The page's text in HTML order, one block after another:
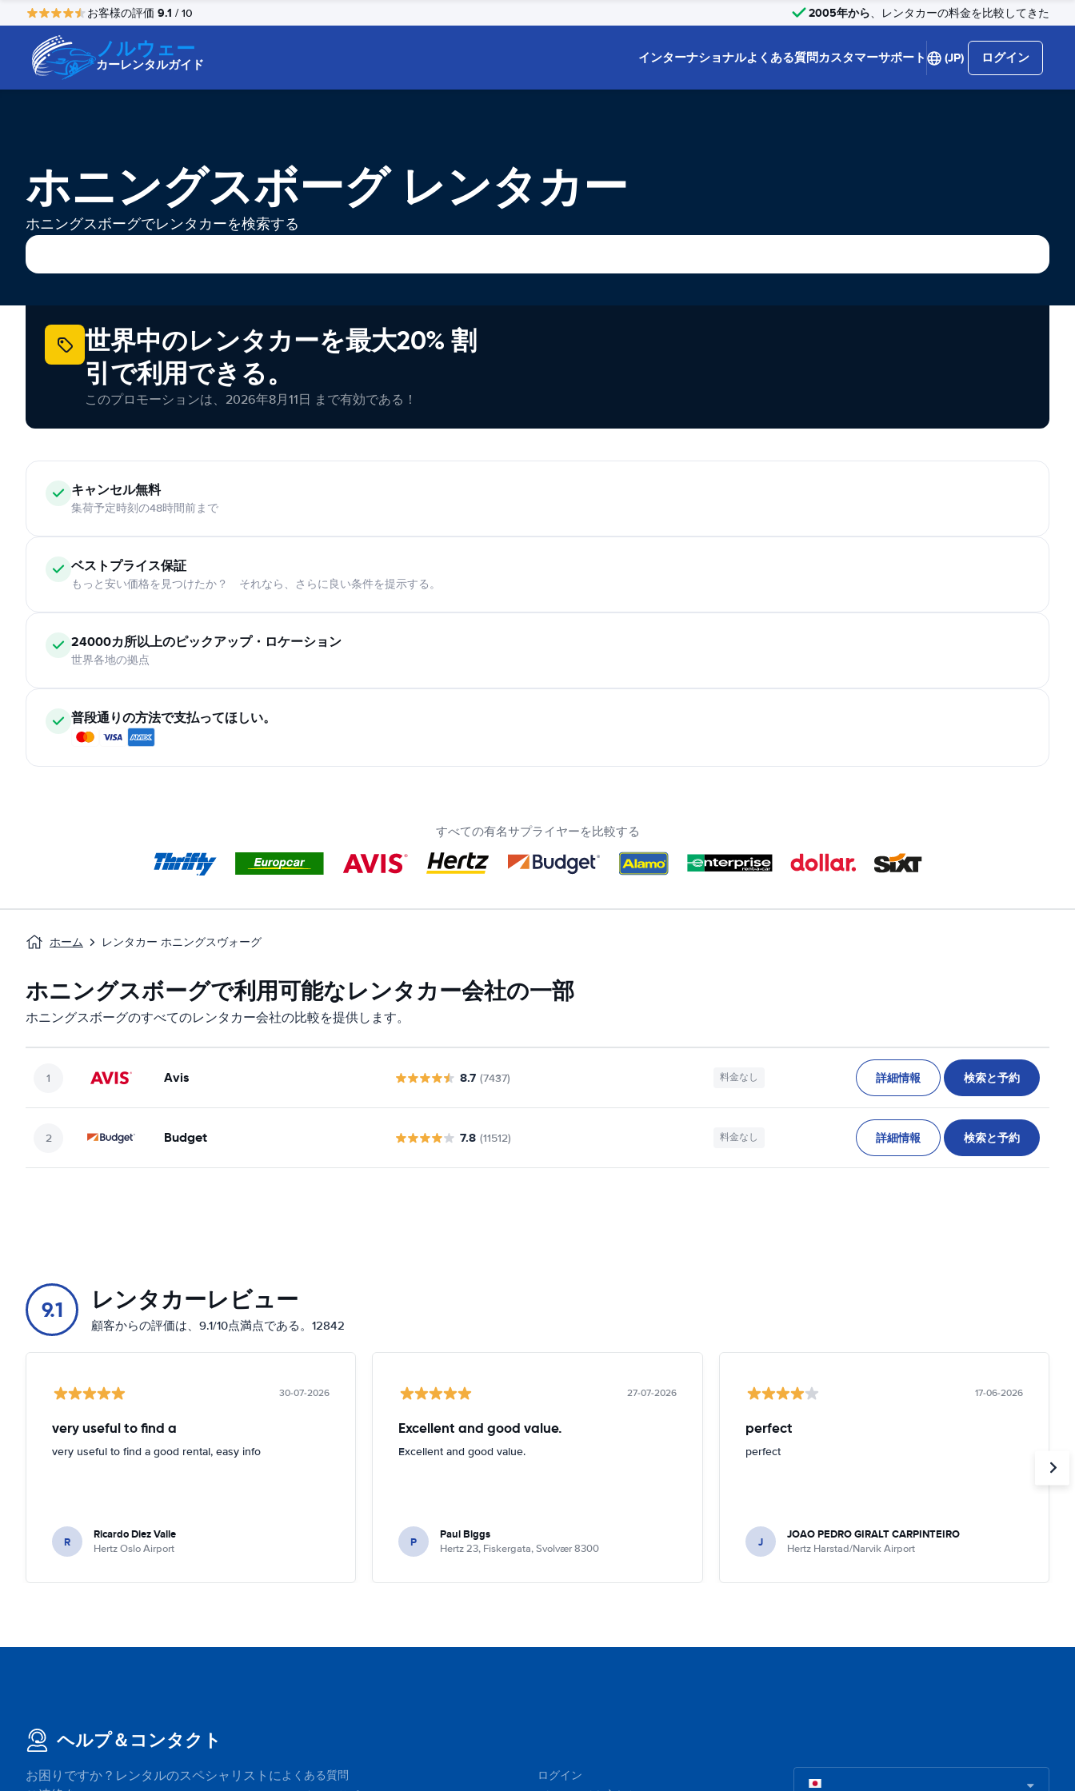
お客様の評価 9.1 / 10 2005年から、レンタカーの料金を比較してきた
ノルウェー
カーレンタルガイド インターナショナルよくある質問カスタマーサポート (JP) ログイン
ホニングスボーグ レンタカー
ホニングスボーグでレンタカーを検索する
世界中のレンタカーを最大20% 割
引で利用できる。
このプロモーションは、2026年8月11日 まで有効である！
キャンセル無料
集荷予定時刻の48時間前まで
ベストプライス保証
もっと安い価格を見つけたか？ それなら、さらに良い条件を提示する。
24000カ所以上のピックアップ・ロケーション
世界各地の拠点
普段通りの方法で支払ってほしい。
すべての有名サプライヤーを比較する
ホーム レンタカー ホニングスヴォーグ
ホニングスボーグで利用可能なレンタカー会社の一部
ホニングスボーグのすべてのレンタカー会社の比較を提供します。
Avis 8.7 (7437) 料金なし 詳細情報 検索と予約
Budget 7.8 (11512) 料金なし 詳細情報 検索と予約
9.1 レンタカーレビュー
顧客からの評価は、9.1/10点満点である。12842
30-07-2026
very useful to find a
very useful to find a good rental, easy info
R Ricardo Diez Valle
Hertz Oslo Airport
27-07-2026
Excellent and good value.
Excellent and good value.
P Paul Biggs
Hertz 23, Fiskergata, Svolvær 8300
17-06-2026
perfect
perfect
J JOAO PEDRO GIRALT CARPINTEIRO
Hertz Harstad/Narvik Airport
ヘルプ＆コンタクト
お困りですか？レンタルのスペシャリストによくある質問
ログイン